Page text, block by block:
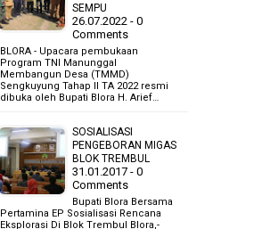
SEMPU
26.07.2022 - 0
Comments
BLORA - Upacara pembukaan
Program TNI Manunggal
Membangun Desa (TMMD)
Sengkuyung Tahap II TA 2022 resmi
dibuka oleh Bupati Blora H. Arief…
SOSIALISASI
PENGEBORAN MIGAS
BLOK TREMBUL
31.01.2017 - 0
Comments
Bupati Blora Bersama
Pertamina EP Sosialisasi Rencana
Eksplorasi Di Blok Trembul Blora,-